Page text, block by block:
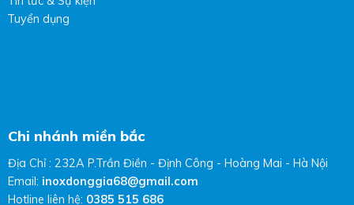
Tuyển dụng
Chi nhánh miền bắc
Địa Chỉ : 232A P.Trần Điền - Định Công - Hoàng Mai - Hà Nội
Email: inoxdonggia68@gmail.com
Hotline liên hệ: 0385 515 686